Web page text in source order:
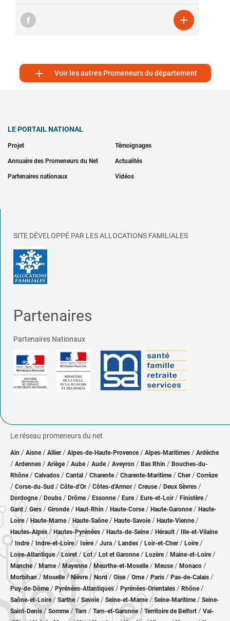

 Voir les autres Promeneurs du département
LE PORTAIL NATIONAL
Projet Témoignages
Annuaire des Promeneurs du Net Actualités
Partenaires nationaux Vidéos
SITE DÉVELOPPÉ PAR LES ALLOCATIONS FAMILIALES
Partenaires
Partenaires Nationaux
Le réseau promeneurs du net
Ain / Aisne/ Allier/ Alpes-de-Haute-Provence / Alpes-Maritimes / Ardèche
/ Ardennes / Ariège/ Aube/ Aude / Aveyron / Bas Rhin / Bouches-du-
Rhône/ Calvados / Cantal / Charente / Charente-Maritime/ Cher / Corrèze
/ Corse-du-Sud / Côte-d'Or / Côtes-d'Armor/ Creuse/ Deux Sèvres /
Dordogne/ Doubs / Drôme/ Essonne / Eure/ Eure-et-Loir / Finistère/
Gard/Gers / Gironde/ Haut-Rhin / Haute-Corse/ Haute-Garonne/ Haute-
Loire/Haute-Marne/ Haute-Saône/ Haute-Savoie/ Haute-Vienne/
Hautes-Alpes/ Hautes-Pyrénées / Hauts-de-Seine/ Hérault / Ille-et-Vilaine
/ Indre/ Indre-et-Loire/ Isère/ Jura / Landes / Loir-et-Cher/ Loire/
Loire-Atlantique/ Loiret / Lot/ Lot et Garonne/ Lozère / Maine-et-Loire/
Manche/ Marne/ Mayenne/ Meurthe-et-Moselle/ Meuse/ Monaco /
Morbihan/ Moselle/ Nièvre / Nord/ Oise / Orne/Paris / Pas-de-Calais /
Puy-de-Dôme/ Pyrénées-Atlantiques / Pyrénées-Orientales / Rhône/
Saône-et-Loire/ Sarthe/ Savoie/ Seine-et-Marne/ Seine-Maritime/ Seine-
Saint-Denis /Somme/ Tarn / Tarn-et-Garonne/Territoire de Belfort / Val-